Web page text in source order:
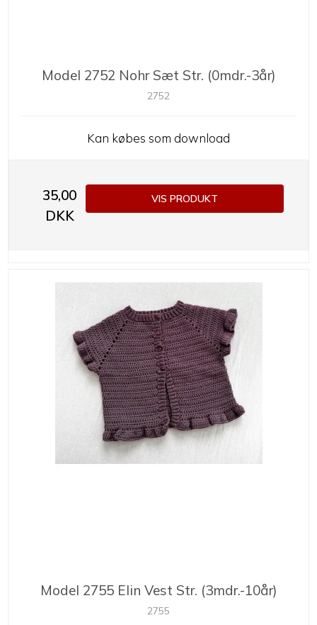
Model 2752 Nohr Sæt Str. (0mdr.-3år)
2752
Kan købes som download
35,00
DKK
VIS PRODUKT
Model 2755 Elin Vest Str. (3mdr.-10år)
2755